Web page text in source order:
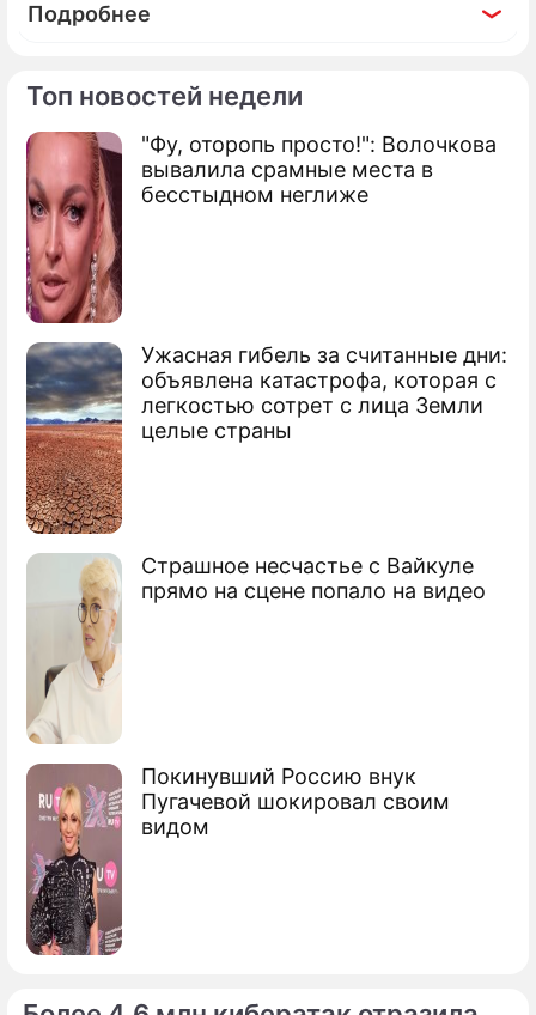
Топ новостей недели
"Фу, оторопь просто!": Волочкова
вывалила срамные места в
бесстыдном неглиже
Ужасная гибель за считанные дни:
объявлена катастрофа, которая с
легкостью сотрет с лица Земли
целые страны
Страшное несчастье с Вайкуле
прямо на сцене попало на видео
Покинувший Россию внук
Пугачевой шокировал своим
видом
Подробнее
По теме
Продолжение: Бабушка